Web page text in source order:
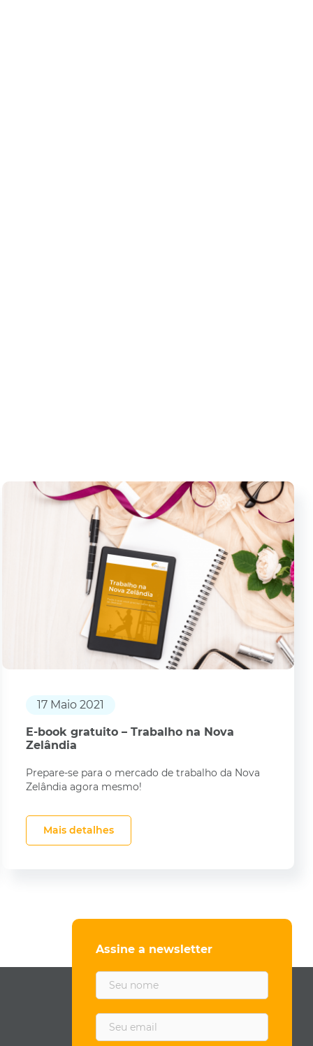
17 Maio 2021
E-book gratuito – Trabalho na Nova
Zelândia
Prepare-se para o mercado de trabalho da Nova
Zelândia agora mesmo!
Mais detalhes
Assine a newsletter
F
sE